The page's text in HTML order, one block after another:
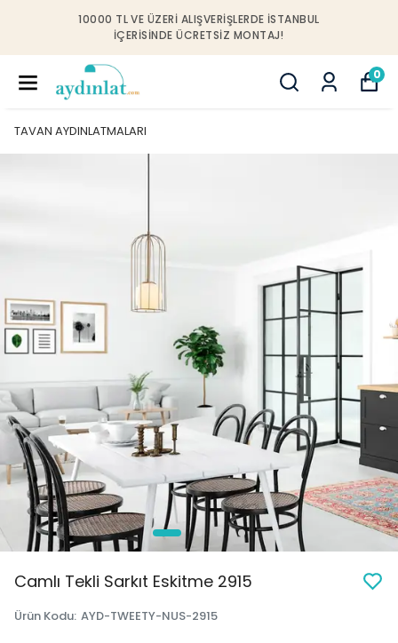
10000 TL VE ÜZERI ALIŞVERIŞLERDE İSTANBUL
IÇERISINDE ÜCRETSIZ MONTAJ!
0
TAVAN AYDINLATMALARI
Camlı Tekli Sarkıt Eskitme 2915
Ürün Kodu: AYD-TWEETY-NUS-2915